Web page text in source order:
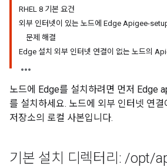
RHEL 8 기본 요건
외부 인터넷이 있는 노드에 Edge Apigee-
문제 해결
Edge 설치 외부 인터넷 연결이 없는 노드의
노드에 Edge를 설치하려면 먼저 Edge
를 설치하세요. 노드에 외부 인터넷 연
저장소의 로컬 사본입니다.
기본 설치 디렉터리: /opt/